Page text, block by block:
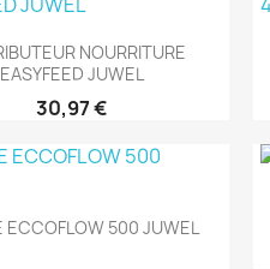
Aperçu rapide
NOURRITURE
EASYFEED JUWEL
30,97 €
Aperçu rapide
ECCOFLOW 500 JUWEL